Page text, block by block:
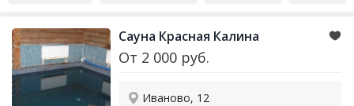
Сауна Красная Калина
От 2 000 руб.
Иваново, 12